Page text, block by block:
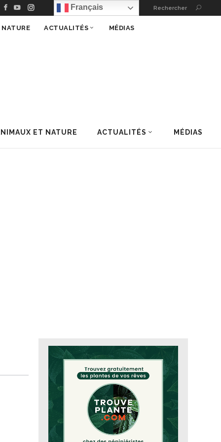
Français Rechercher
ET NATURE ACTUALITÉS MÉDIAS
ACTUALITÉS MÉDIAS